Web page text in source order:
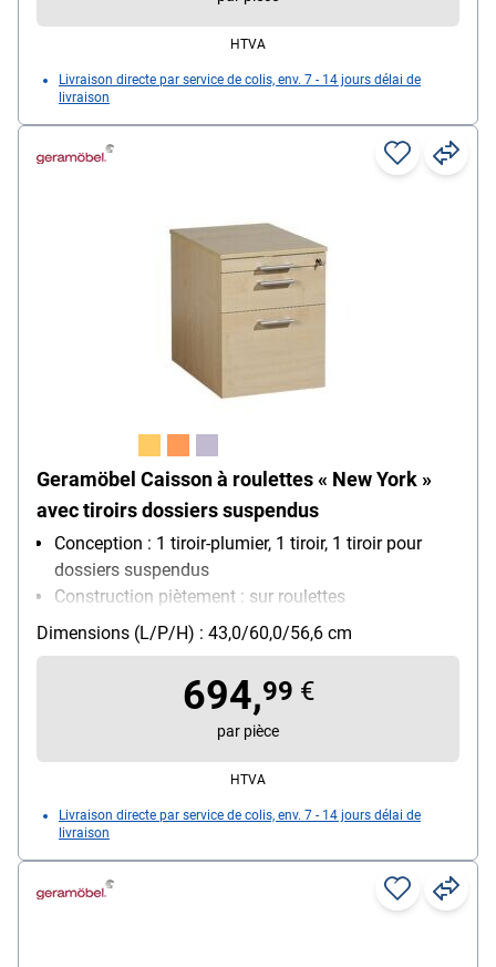
HTVA
Livraison directe par service de colis, env. 7 - 14 jours délai de
livraison
Geramöbel Caisson à roulettes « New York »
avec tiroirs dossiers suspendus
Conception : 1 tiroir-plumier, 1 tiroir, 1 tiroir pour
dossiers suspendus
Construction piètement : sur roulettes
Verrouillable : Oui
Particularités : Poignées métalliques, rails
télescopiques maniables
Dimensions (L/P/H) : 43,0/60,0/56,6 cm
694,99 €
par pièce
HTVA
Livraison directe par service de colis, env. 7 - 14 jours délai de
livraison